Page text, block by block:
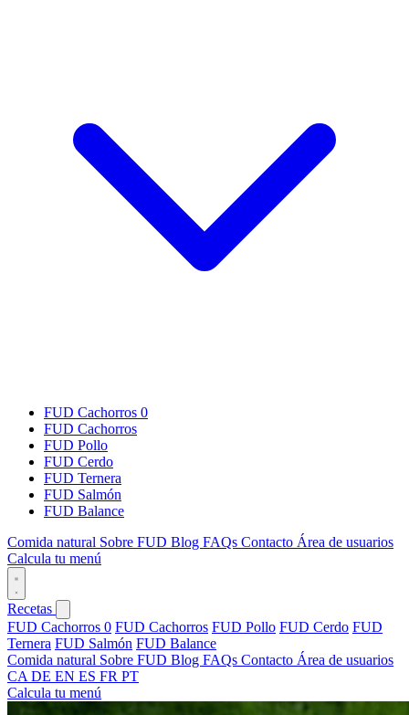
FUD Cachorros 0
FUD Cachorros
FUD Pollo
FUD Cerdo
FUD Ternera
FUD Salmón
FUD Balance
Comida natural Sobre FUD Blog FAQs Contacto Área de usuarios
Calcula tu menú
Recetas
FUD Cachorros 0 FUD Cachorros FUD Pollo FUD Cerdo FUD
Ternera FUD Salmón FUD Balance
Comida natural Sobre FUD Blog FAQs Contacto Área de usuarios
CA DE EN ES FR PT
Calcula tu menú